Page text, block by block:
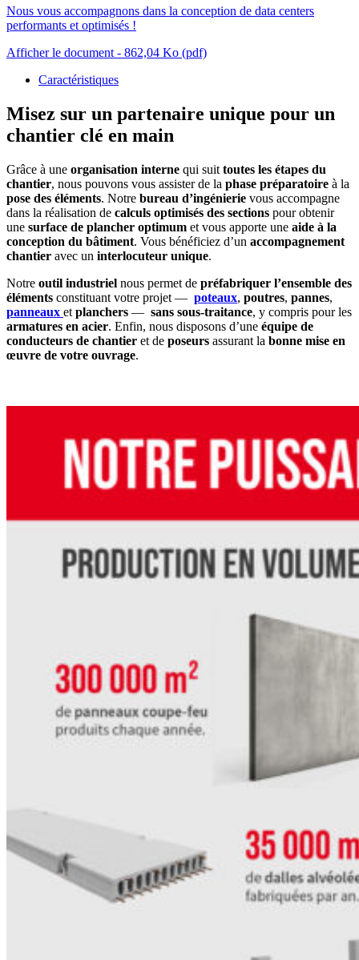
Nous vous accompagnons dans la conception de data centers
performants et optimisés !
Afficher le document - 862,04 Ko (pdf)
Caractéristiques
Misez sur un partenaire unique pour un
chantier clé en main
Grâce à une organisation interne qui suit toutes les étapes du
chantier, nous pouvons vous assister de la phase préparatoire à la
pose des éléments. Notre bureau d’ingénierie vous accompagne
dans la réalisation de calculs optimisés des sections pour obtenir
une surface de plancher optimum et vous apporte une aide à la
conception du bâtiment. Vous bénéficiez d’un accompagnement
chantier avec un interlocuteur unique.
Notre outil industriel nous permet de préfabriquer l’ensemble des
éléments constituant votre projet — poteaux, poutres, pannes,
panneaux et planchers — sans sous-traitance, y compris pour les
armatures en acier. Enfin, nous disposons d’une équipe de
conducteurs de chantier et de poseurs assurant la bonne mise en
œuvre de votre ouvrage.